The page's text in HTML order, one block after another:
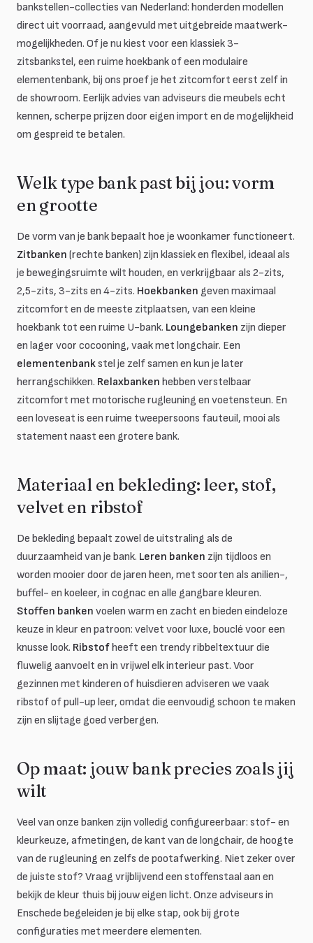
bankstellen-collecties van Nederland: honderden modellen
direct uit voorraad, aangevuld met uitgebreide maatwerk-
mogelijkheden. Of je nu kiest voor een klassiek 3-
zitsbankstel, een ruime hoekbank of een modulaire
elementenbank, bij ons proef je het zitcomfort eerst zelf in
de showroom. Eerlijk advies van adviseurs die meubels echt
kennen, scherpe prijzen door eigen import en de mogelijkheid
om gespreid te betalen.
Welk type bank past bij jou: vorm
en grootte
De vorm van je bank bepaalt hoe je woonkamer functioneert.
Zitbanken (rechte banken) zijn klassiek en flexibel, ideaal als
je bewegingsruimte wilt houden, en verkrijgbaar als 2-zits,
2,5-zits, 3-zits en 4-zits. Hoekbanken geven maximaal
zitcomfort en de meeste zitplaatsen, van een kleine
hoekbank tot een ruime U-bank. Loungebanken zijn dieper
en lager voor cocooning, vaak met longchair. Een
elementenbankstel je zelf samen en kun je later
herrangschikken. Relaxbanken hebben verstelbaar
zitcomfort met motorische rugleuning en voetensteun. En
een loveseat is een ruime tweepersoons fauteuil, mooi als
statement naast een grotere bank.
Materiaal en bekleding: leer, stof,
velvet en ribstof
De bekleding bepaalt zowel de uitstraling als de
duurzaamheid van je bank. Leren banken zijn tijdloos en
worden mooier door de jaren heen, met soorten als anilien-,
buffel- en koeleer, in cognac en alle gangbare kleuren.
Stoffen banken voelen warm en zacht en bieden eindeloze
keuze in kleur en patroon: velvet voor luxe, bouclé voor een
knusse look. Ribstofheeft een trendy ribbeltextuur die
fluwelig aanvoelt en in vrijwel elk interieur past. Voor
gezinnen met kinderen of huisdieren adviseren we vaak
ribstof of pull-up leer, omdat die eenvoudig schoon te maken
zijn en slijtage goed verbergen.
Op maat: jouw bank precies zoals jij
wilt
Veel van onze banken zijn volledig configureerbaar: stof- en
kleurkeuze, afmetingen, de kant van de longchair, de hoogte
van de rugleuning en zelfs de pootafwerking. Niet zeker over
de juiste stof? Vraag vrijblijvend een stoffenstaal aan en
bekijk de kleur thuis bij jouw eigen licht. Onze adviseurs in
Enschede begeleiden je bij elke stap, ook bij grote
configuraties met meerdere elementen.